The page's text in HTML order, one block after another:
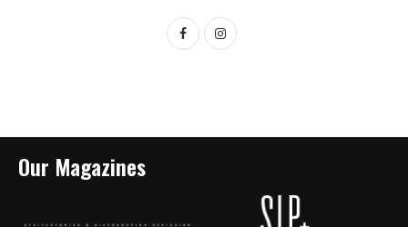
Our Magazines